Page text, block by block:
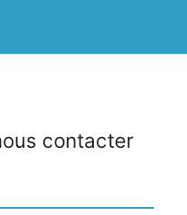
contacter